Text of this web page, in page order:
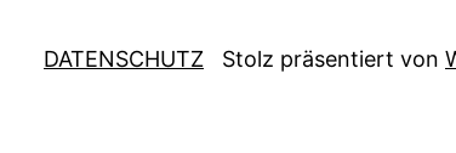
DATENSCHUTZ Stolz präsentiert von